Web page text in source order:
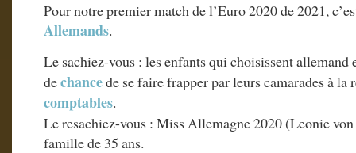
Pour notre premier match de l’Euro 2020 de 2021,
Allemands.
Le sachiez-vous : les enfants qui choisissent allemand
dechancede se faire frapper par leurs camarades à la
comptables.
Le resachiez-vous : Miss Allemagne 2020 (Leonie
famille de 35 ans.